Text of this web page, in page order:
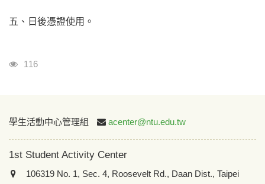
五、日後憑證使用。
Visits
116
:::
學生活動中心管理組 acenter@ntu.edu.tw
1st Student Activity Center
106319 No. 1, Sec. 4, Roosevelt Rd., Daan Dist., Taipei